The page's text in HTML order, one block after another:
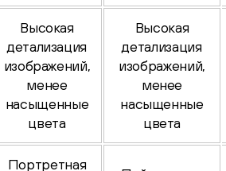
Высокая
детализация
изображений,
менее
насыщенные
цвета
Высокая
детализация
изображений,
менее
насыщенные
цвета
Портретная